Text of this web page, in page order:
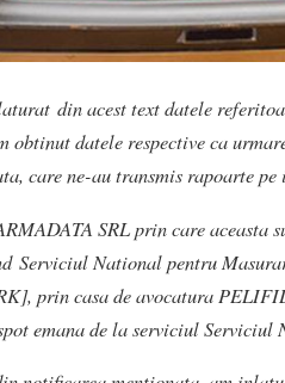
din acest text datele
obtinut datele respective ca
care ne-au transmis rapoarte
SRL prin care aceasta
Serviciul National pentru
prin casa de avocatura
emana de la serviciul